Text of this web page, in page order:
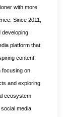
with more
Since 2011,
developing
platform that
content.
focusing on
and exploring
ecosystem
media